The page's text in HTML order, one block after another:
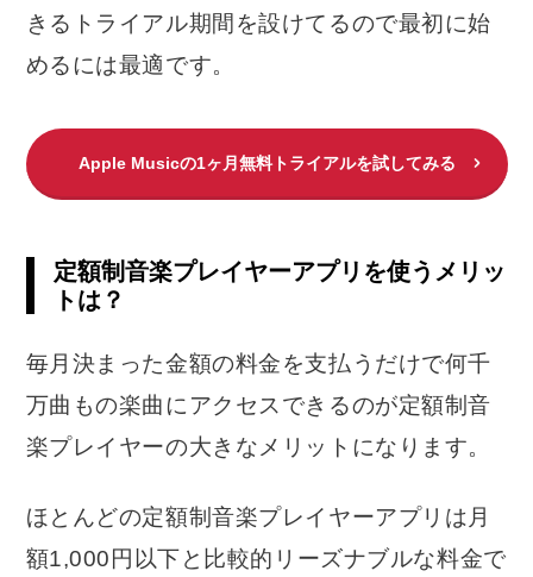
きるトライアル期間を設けてるので最初に始
めるには最適です。
Apple Musicの1ヶ月無料トライアルを試してみる
定額制音楽プレイヤーアプリを使うメリッ
トは？
毎月決まった金額の料金を支払うだけで何千
万曲もの楽曲にアクセスできるのが定額制音
楽プレイヤーの大きなメリットになります。
ほとんどの定額制音楽プレイヤーアプリは月
額1,000円以下と比較的リーズナブルな料金で